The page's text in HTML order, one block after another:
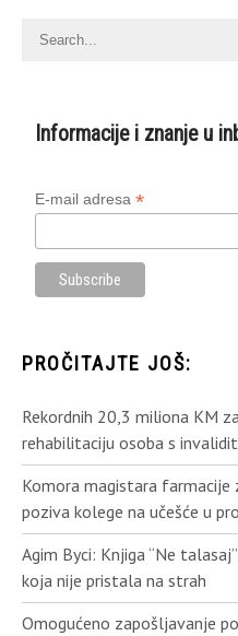
Informacije i znanje u
E-mail adresa*
PROČITAJTE JOŠ:
Rekordnih 20,3 miliona KM
rehabilitaciju osoba s
Komora magistara farmacije
poziva kolege na učešće u
Agim Byci: Knjiga “Ne
koja nije pristala na strah
Omogućeno zapošljavanje